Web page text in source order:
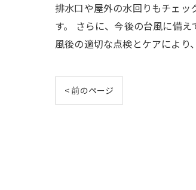
排水口や屋外の水回りもチェッ
す。 さらに、今後の台風に備
風後の適切な点検とケアにより
< 前のページ